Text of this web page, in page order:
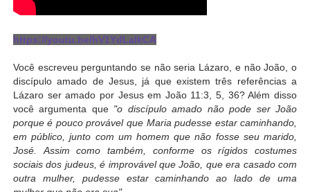
https://youtu.be/hV1YdLalkCA
Você escreveu perguntando se não seria Lázaro, e não João, o
discípulo amado de Jesus, já que existem três referências a
Lázaro ser amado por Jesus em João 11:3, 5, 36? Além disso
você argumenta que "o discípulo amado não pode ser João
porque é pouco provável que Maria pudesse estar caminhando,
em público, junto com um homem que não fosse seu marido,
José. Assim como também, conforme os rígidos costumes
sociais dos judeus, é improvável que João, que era casado com
outra mulher, pudesse estar caminhando ao lado de uma